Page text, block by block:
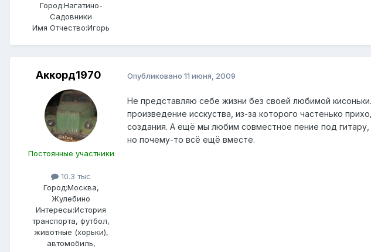
Город:Нагатино-
Садовники
Имя Отчество:Игорь
Аккорд1970
Постоянные участники
10.3 тыс
Город:Москва,
Жулебино
Интересы:История
транспорта, футбол,
животные (хорьки),
автомобиль,
Опубликовано 11 июня, 2009
Не представляю себе жизни без своей любимой
произведение исскуства, из-за которого частенько
создания. А ещё мы любим совместное пение под
но почему-то всё ещё вместе.